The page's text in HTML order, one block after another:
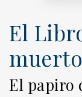
El
El papiro